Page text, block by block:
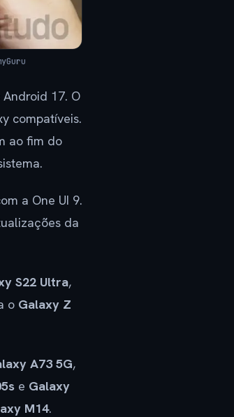
17. O
compatíveis.
ao fim do
a One UI 9.
da
S22 Ultra,
o Galaxy Z
A73 5G,
e Galaxy
M14.